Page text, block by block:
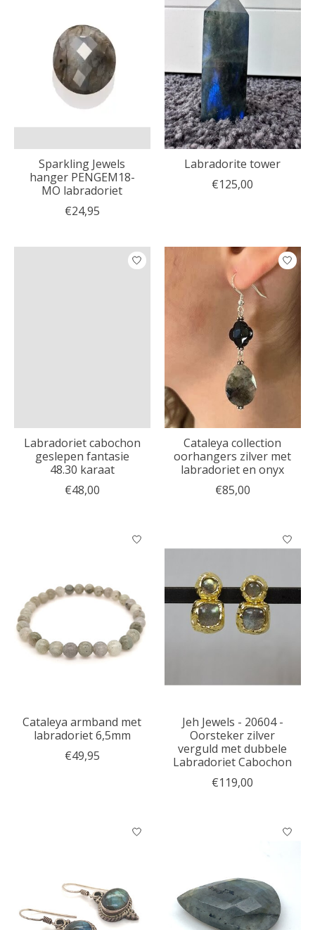
Sparkling Jewels
hanger PENGEM18-
MO labradoriet
€24,95
Labradorite tower
€125,00
Labradoriet cabochon
geslepen fantasie
48.30 karaat
€48,00
Cataleya collection
oorhangers zilver met
labradoriet en onyx
€85,00
Cataleya armband met
labradoriet 6,5mm
€49,95
Jeh Jewels - 20604 -
Oorsteker zilver
verguld met dubbele
Labradoriet Cabochon
€119,00